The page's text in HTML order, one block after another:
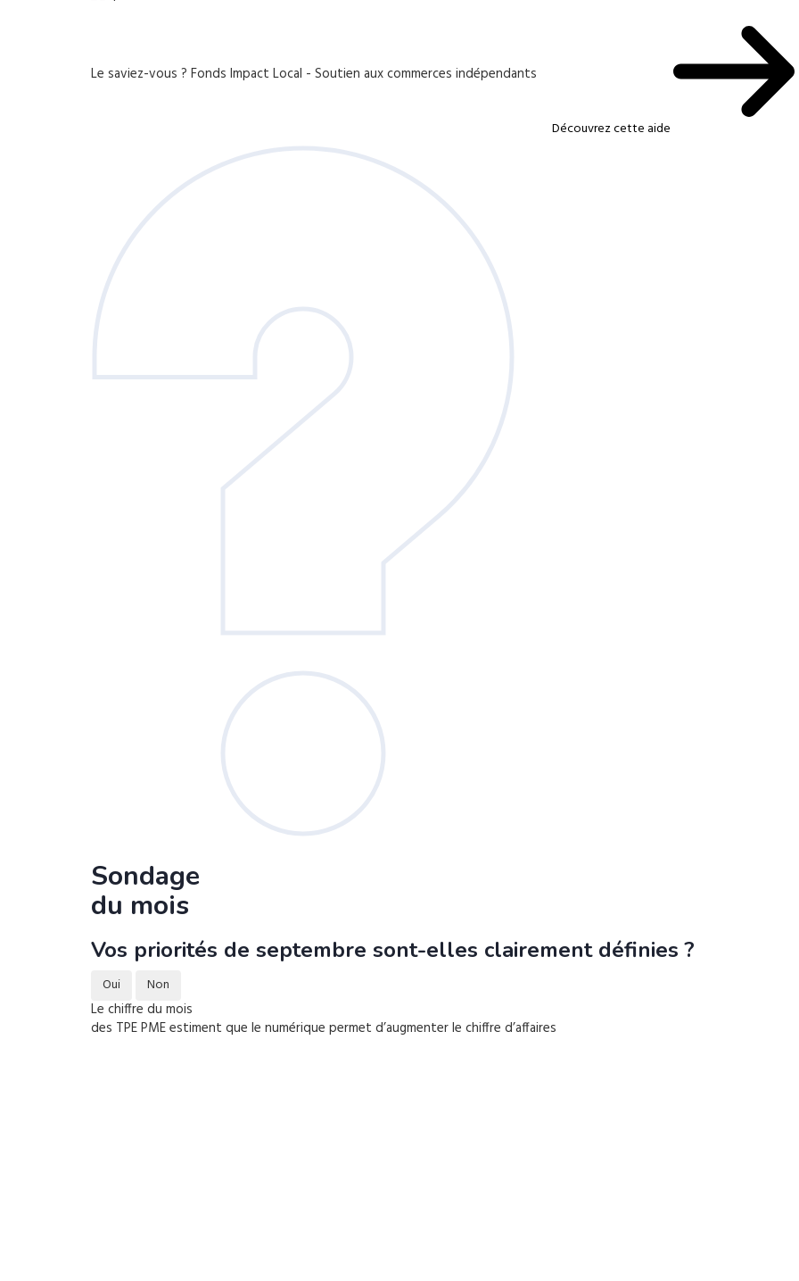
Le saviez-vous ? Fonds Impact Local - Soutien aux commerces indépendants
Découvrez cette aide
Sondage
du mois
Vos priorités de septembre sont-elles clairement définies ?
Oui Non
Le chiffre du mois
des TPE PME estiment que le numérique permet d’augmenter le chiffre d’affaires